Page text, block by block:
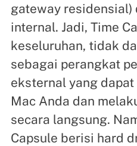
gateway residensial)
internal. Jadi, Time
keseluruhan, tidak
sebagai perangkat
eksternal yang
Mac Anda dan
secara langsung.
Capsule berisi hard